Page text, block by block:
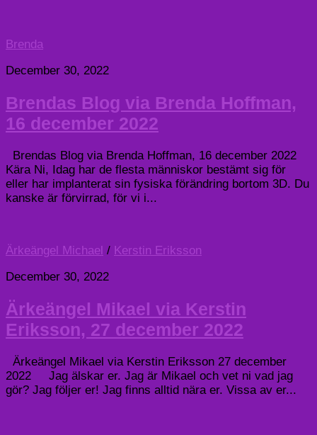
Brenda
December 30, 2022
Brendas Blog via Brenda Hoffman,
16 december 2022
Brendas Blog via Brenda Hoffman, 16 december 2022
Kära Ni, Idag har de flesta människor bestämt sig för
eller har implanterat sin fysiska förändring bortom 3D. Du
kanske är förvirrad, för vi i...
Ärkeängel Michael / Kerstin Eriksson
December 30, 2022
Ärkeängel Mikael via Kerstin
Eriksson, 27 december 2022
Ärkeängel Mikael via Kerstin Eriksson 27 december
2022 Jag älskar er. Jag är Mikael och vet ni vad jag
gör? Jag följer er! Jag finns alltid nära er. Vissa av er...